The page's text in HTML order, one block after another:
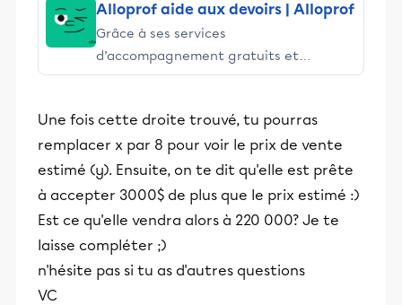
Alloprof aide aux devoirs | Alloprof
Grâce à ses services
d’accompagnement gratuits et
stimulants, Alloprof engage les élèves
éducative.
Une fois cette droite trouvé, tu pourras
remplacer x par 8 pour voir le prix de vente
estimé (y). Ensuite, on te dit qu'elle est prête
à accepter 3000$ de plus que le prix estimé :)
Est ce qu'elle vendra alors à 220 000? Je te
laisse compléter ;)
n'hésite pas si tu as d'autres questions
VC